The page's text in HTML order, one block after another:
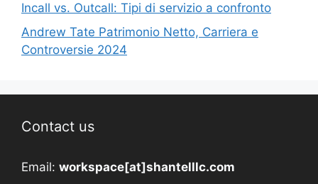
Incall vs. Outcall: Tipi di servizio a confronto
Andrew Tate Patrimonio Netto, Carriera e
Controversie 2024
Contact us
Email: workspace[at]shantelllc.com